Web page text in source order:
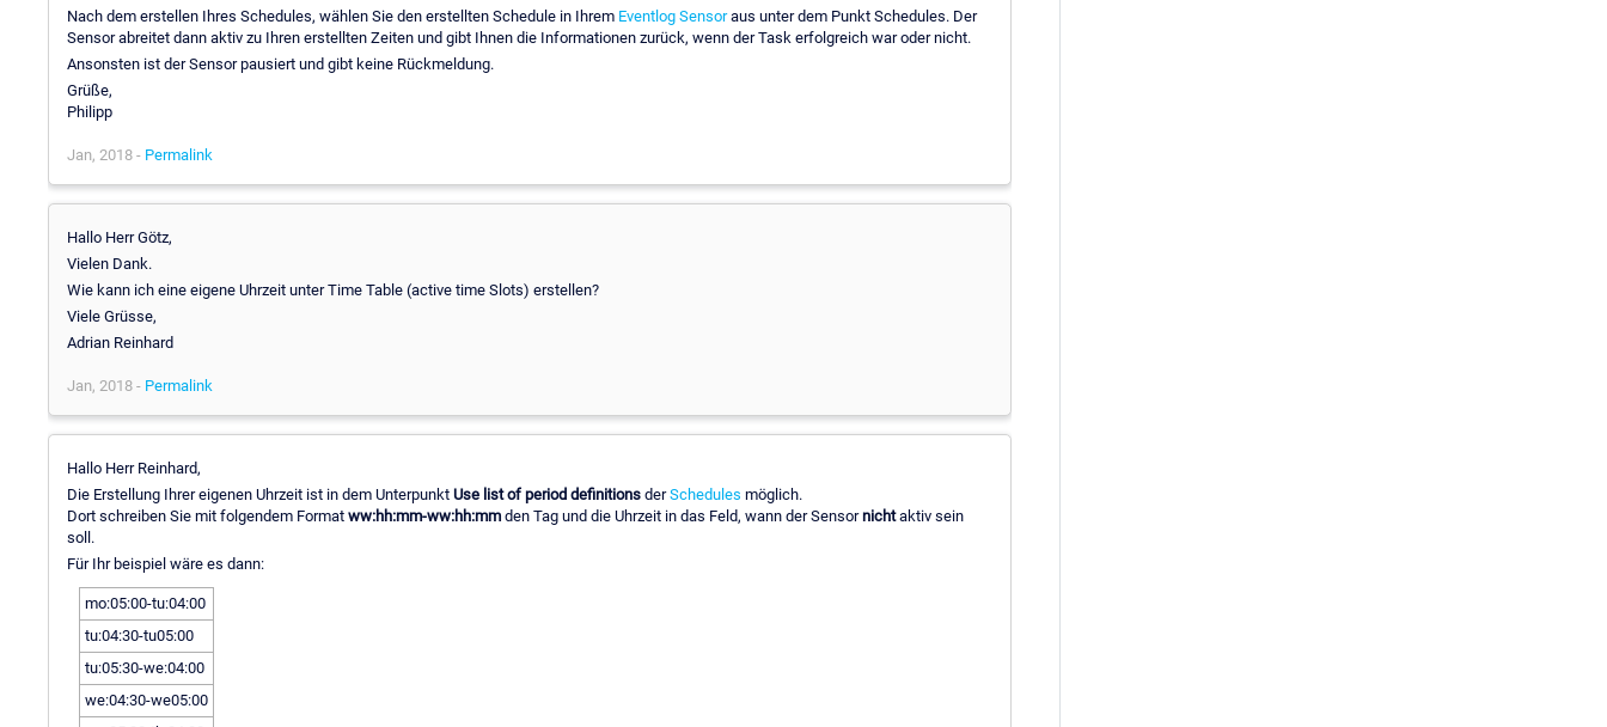
Nach dem erstellen Ihres Schedules, wählen Sie den erstellten Schedule in Ihrem Eventlog Sensoraus unter dem Punkt Schedules. Der
Sensor abreitet dann aktiv zu Ihren erstellten Zeiten und gibt Ihnen die Informationen zurück, wenn der Task erfolgreich war oder nicht.
Ansonsten ist der Sensor pausiert und gibt keine Rückmeldung.
Grüße,
Philipp
Jan, 2018 - Permalink
Hallo Herr Götz,
Vielen Dank.
Wie kann ich eine eigene Uhrzeit unter Time Table (active time Slots) erstellen?
Viele Grüsse,
Adrian Reinhard
Jan, 2018 - Permalink
Hallo Herr Reinhard,
Die Erstellung Ihrer eigenen Uhrzeit ist in dem Unterpunkt Use list of period definitions derSchedules möglich.
Dort schreiben Sie mit folgendem Format ww:hh:mm-ww:hh:mm den Tag und die Uhrzeit in das Feld, wann der Sensornichtaktiv sein
soll.
Für Ihr beispiel wäre es dann:
mo:05:00-tu:04:00
tu:04:30-tu05:00
tu:05:30-we:04:00
we:04:30-we05:00